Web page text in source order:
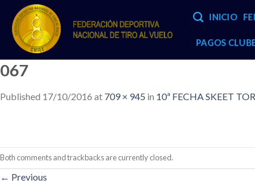
content
INICIO
PAGOS
067
Published 17/10/2016 at 709 × 945 in 10ª FECHA SKEET
Both comments and trackbacks are currently closed.
← Previous